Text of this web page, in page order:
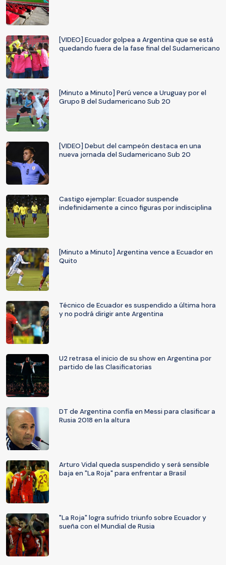
[VIDEO] Ecuador golpea a Argentina que se está
quedando fuera de la fase final del Sudamericano
[Minuto a Minuto] Perú vence a Uruguay por el
Grupo B del Sudamericano Sub 20
[VIDEO] Debut del campeón destaca en una
nueva jornada del Sudamericano Sub 20
Castigo ejemplar: Ecuador suspende
indefinidamente a cinco figuras por indisciplina
[Minuto a Minuto] Argentina vence a Ecuador en
Quito
Técnico de Ecuador es suspendido a última hora
y no podrá dirigir ante Argentina
U2 retrasa el inicio de su show en Argentina por
partido de las Clasificatorias
DT de Argentina confía en Messi para clasificar a
Rusia 2018 en la altura
Arturo Vidal queda suspendido y será sensible
baja en "La Roja" para enfrentar a Brasil
"La Roja" logra sufrido triunfo sobre Ecuador y
sueña con el Mundial de Rusia